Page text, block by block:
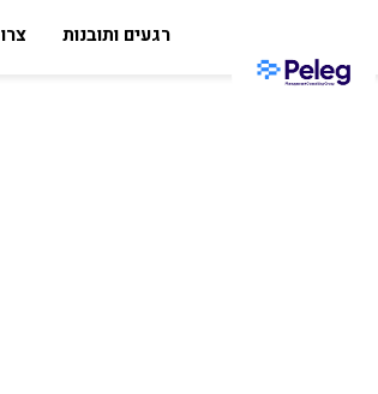
רגעים ותובנות